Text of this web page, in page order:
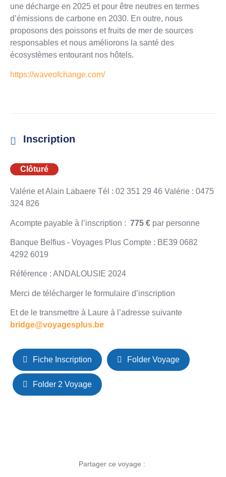
une décharge en 2025 et pour être neutres en termes
d’émissions de carbone en 2030. En outre, nous
proposons des poissons et fruits de mer de sources
responsables et nous améliorons la santé des
écosystèmes entourant nos hôtels.
https://waveofchange.com/
Inscription
Clôturé
Valérie et Alain Labaere Tél : 02 351 29 46 Valérie : 0475
324 826
Acompte payable à l’inscription : 775 € par personne
Banque Belfius - Voyages Plus Compte : BE39 0682
4292 6019
Référence : ANDALOUSIE 2024
Merci de télécharger le formulaire d’inscription
Et de le transmettre à Laure à l’adresse suivante
bridge@voyagesplus.be
Fiche Inscription Folder Voyage
Folder 2 Voyage
Partager ce voyage :